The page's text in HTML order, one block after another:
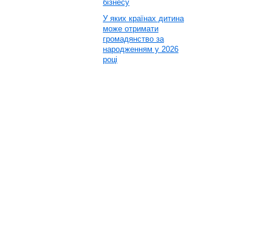
бізнесу
У яких країнах дитина
може отримати
громадянство за
народженням у 2026
році